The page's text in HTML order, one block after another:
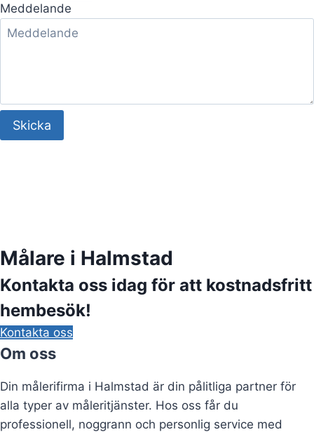
Meddelande
Skicka
Målare i Halmstad
Kontakta oss idag för att kostnadsfritt
hembesök!
Kontakta oss
Om oss
Din målerifirma i Halmstad är din pålitliga partner för
alla typer av måleritjänster. Hos oss får du
professionell, noggrann och personlig service med